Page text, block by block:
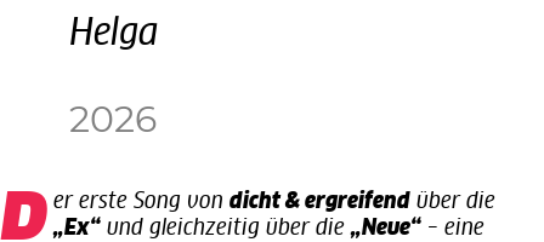
Helga
2026
Der erste Song von dicht & ergreifend über die
„Ex“ und gleichzeitig über die„Neue“ – eine